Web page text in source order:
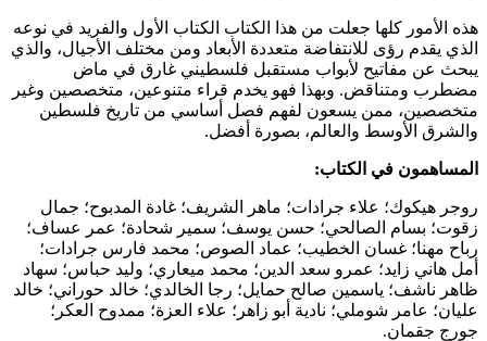
هذه الأمور كلها جعلت من هذا الكتاب الكتاب الأول والفريد في نوعه
الذي يقدم رؤى للانتفاضة متعددة الأبعاد ومن مختلف الأجيال، والذي
يبحث عن مفاتيح لأبواب مستقبل فلسطيني غارق في ماض
مضطرب ومتناقض. وبهذا فهو يخدم قراء متنوعين، متخصصين وغير
متخصصين، ممن يسعون لفهم فصل أساسي من تاريخ فلسطين
والشرق الأوسط والعالم، بصورة أفضل.
المساهمون في الكتاب:
روجر هيكوك؛ علاء جرادات؛ ماهر الشريف؛ غادة المدبوح؛ جمال
زقوت؛ بسام الصالحي؛ حسن يوسف؛ سمير شحادة؛ عمر عساف؛
رباح مهنا؛ غسان الخطيب؛ عماد الصوص؛ محمد فارس جرادات؛
أمل هاني زايد؛ عمرو سعد الدين؛ محمد ميعاري؛ وليد حباس؛ سهاد
ظاهر ناشف؛ ياسمين صالح حمايل؛ رجا الخالدي؛ خالد حوراني؛ خالد
عليان؛ عامر شوملي؛ نادية أبو زاهر؛ علاء العزة؛ ممدوح العكر؛
جورج جقمان.